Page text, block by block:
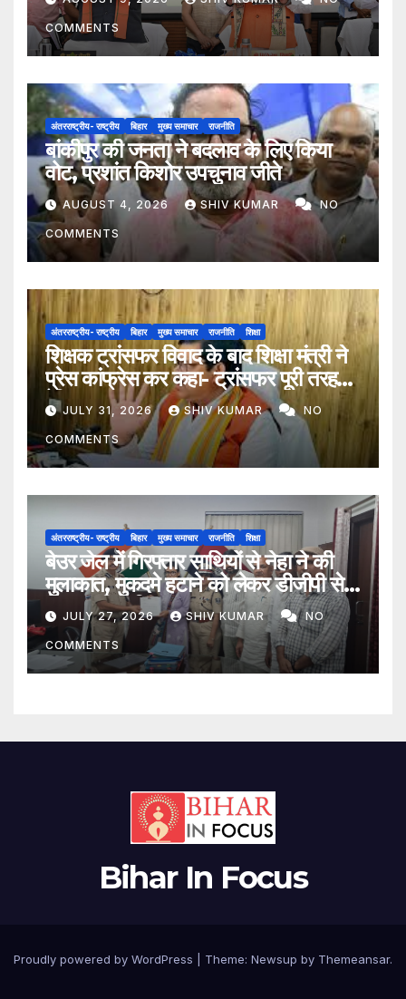
COMMENTS
अंतरराष्ट्रीय- राष्ट्रीय बिहार मुख्य समाचार राजनीति
बांकीपुर की जनता ने बदलाव के लिए किया
वोट, प्रशांत किशोर उपचुनाव जीते
AUGUST 4, 2026 SHIV KUMAR NO
COMMENTS
अंतरराष्ट्रीय- राष्ट्रीय बिहार मुख्य समाचार राजनीति शिक्षा
शिक्षक ट्रांसफर विवाद के बाद शिक्षा मंत्री ने
प्रेस कांफ्रेस कर कहा- ट्रांसफर पूरी तरह
ऐच्छिक
JULY 31, 2026 SHIV KUMAR NO
COMMENTS
अंतरराष्ट्रीय- राष्ट्रीय बिहार मुख्य समाचार राजनीति शिक्षा
बेउर जेल में गिरफ्तार साथियों से नेहा ने की
मुलाकात, मुकदमे हटाने को लेकर डीजीपी से
मिला प्रतिनिधिमंडल
JULY 27, 2026 SHIV KUMAR NO
COMMENTS
Bihar In Focus
Proudly powered by WordPress Theme: Newsup by Themeansar.